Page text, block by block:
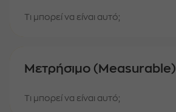
Τι μπορεί να είναι αυτό;
Μετρήσιμο (Measurable)
Τι μπορεί να είναι αυτό;